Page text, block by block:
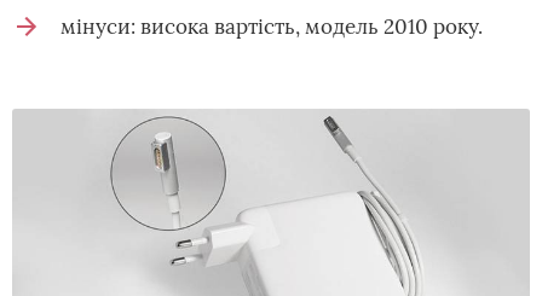
мінуси: висока вартість, модель 2010 року.